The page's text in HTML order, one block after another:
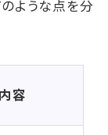
ような点を分
容